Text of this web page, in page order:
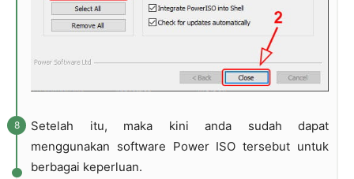
Setelah itu, maka kini anda sudah dapat
menggunakan software Power ISO tersebut untuk
berbagai keperluan.